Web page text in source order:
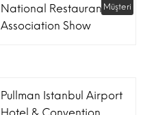
National Restaurant
Association Show
Müşteri
Pullman Istanbul Airport